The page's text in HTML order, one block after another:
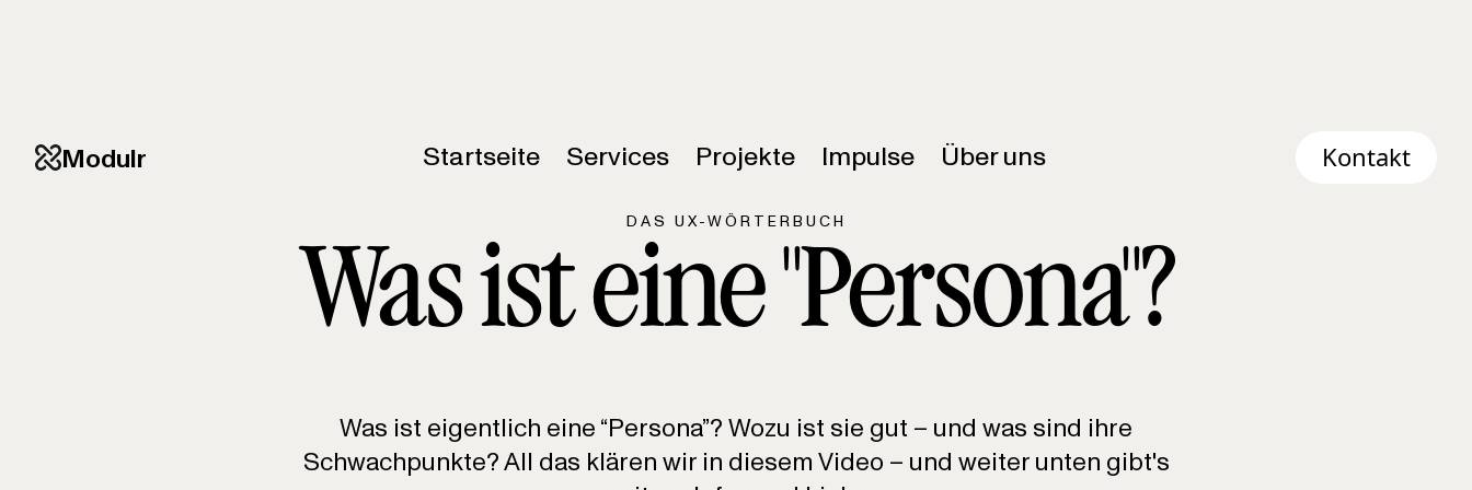
Modulr Startseite Services Projekte Impulse Über uns Kontakt
DAS UX-WÖRTERBUCH
Was ist eine "Persona"?
Was ist eigentlich eine “Persona”? Wozu ist sie gut – und was sind ihre
Schwachpunkte? All das klären wir in diesem Video – und weiter unten gibt's